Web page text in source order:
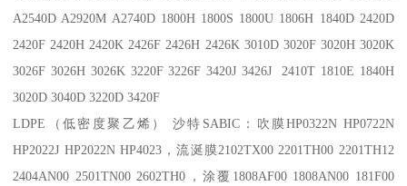
A2540D A2920M A2740D 1800H 1800S 1800U 1806H 1840D 2420D
2420F 2420H 2420K 2426F 2426H 2426K 3010D 3020F 3020H 3020K
3026F 3026H 3026K 3220F 3226F 3420J 3426J 2410T 1810E 1840H
3020D 3040D 3220D 3420F
LDPE （低密度聚乙烯） 沙特 SABIC：吹膜HP0322N HP0722N
HP2022J HP2022N HP4023，流涎膜2102TX00 2201TH00 2201TH12
2404AN00 2501TN00 2602TH0 ，涂覆 1808AF00 1808AN00 181F00